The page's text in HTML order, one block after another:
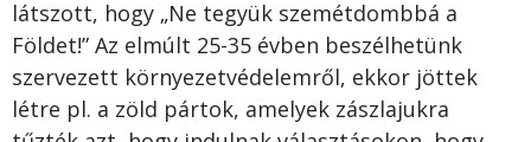
látszott, hogy „Ne tegyük szemétdombbá a
Földet!” Az elmúlt 25-35 évben beszélhetünk
szervezett környezetvédelemről, ekkor jöttek
létre pl. a zöld pártok, amelyek zászlajukra